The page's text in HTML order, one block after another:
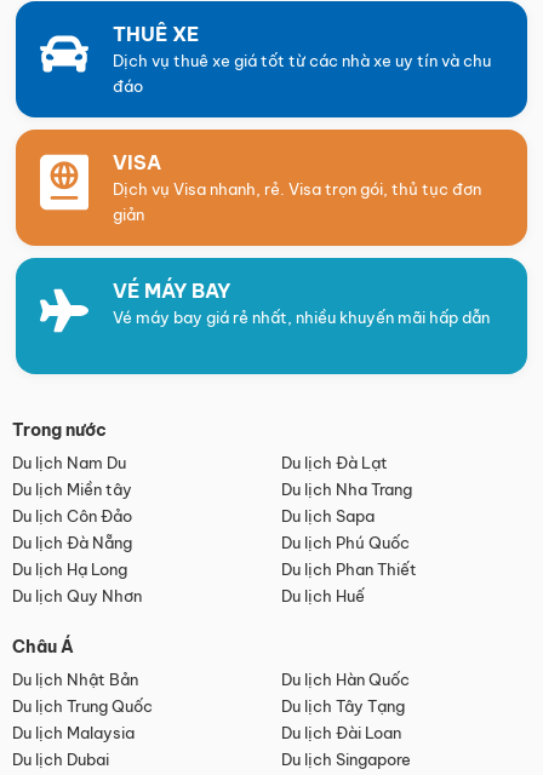
THUÊ XE
Dịch vụ thuê xe giá tốt từ các nhà xe uy tín và chu
đáo
VISA
Dịch vụ Visa nhanh, rẻ. Visa trọn gói, thủ tục đơn
giản
VÉ MÁY BAY
Vé máy bay giá rẻ nhất, nhiều khuyến mãi hấp dẫn
Trong nước
Du lịch Nam Du
Du lịch Đà Lạt
Du lịch Miền tây
Du lịch Nha Trang
Du lịch Côn Đảo
Du lịch Sapa
Du lịch Đà Nẵng
Du lịch Phú Quốc
Du lịch Hạ Long
Du lịch Phan Thiết
Du lịch Quy Nhơn
Du lịch Huế
Châu Á
Du lịch Nhật Bản
Du lịch Hàn Quốc
Du lịch Trung Quốc
Du lịch Tây Tạng
Du lịch Malaysia
Du lịch Đài Loan
Du lịch Dubai
Du lịch Singapore